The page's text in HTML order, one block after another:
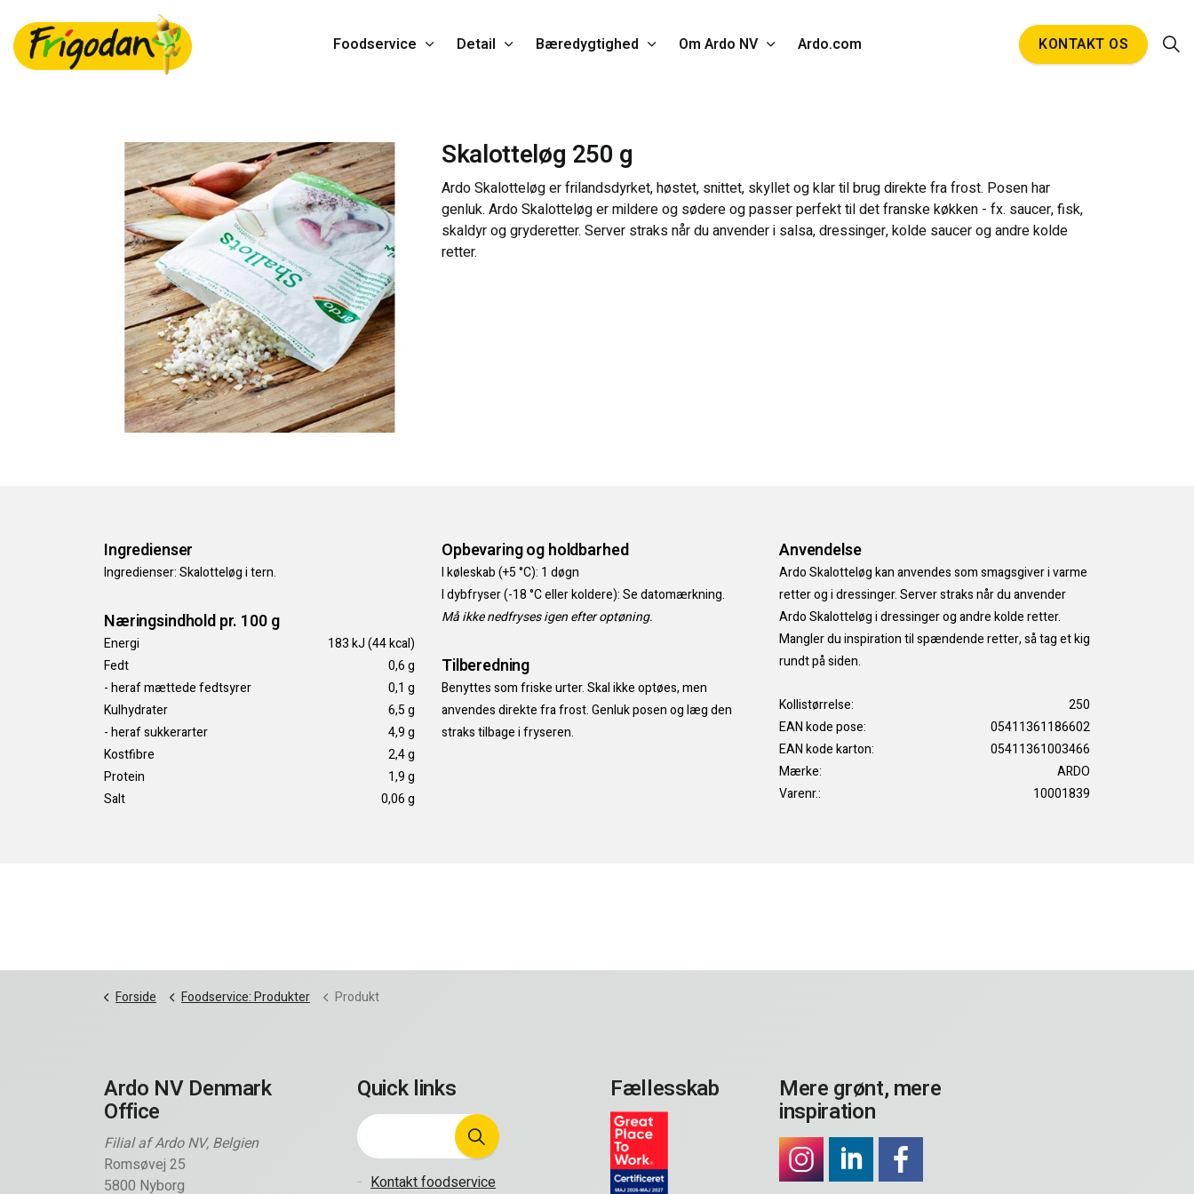
Foodservice Detail Bæredygtighed Om Ardo NV Ardo.com KONTAKT OS
Skalotteløg 250 g
Ardo Skalotteløg er frilandsdyrket, høstet, snittet, skyllet og klar til brug direkte fra frost. Posen har
genluk. Ardo Skalotteløg er mildere og sødere og passer perfekt til det franske køkken - fx. saucer, fisk,
skaldyr og gryderetter. Server straks når du anvender i salsa, dressinger, kolde saucer og andre kolde
retter.
Ingredienser
Ingredienser: Skalotteløg i tern.
Næringsindhold pr. 100 g
Energi
183 kJ (44 kcal)
Fedt
0,6 g
- heraf mættede fedtsyrer
0,1 g
Kulhydrater
6,5 g
- heraf sukkerarter
4,9 g
Kostfibre
2,4 g
Protein
1,9 g
Salt
0,06 g
Opbevaring og holdbarhed
I køleskab (+5 °C): 1 døgn
I dybfryser (-18 °C eller koldere): Se datomærkning.
Må ikke nedfryses igen efter optøning.
Tilberedning
Benyttes som friske urter. Skal ikke optøes, men
anvendes direkte fra frost. Genluk posen og læg den
straks tilbage i fryseren.
Anvendelse
Ardo Skalotteløg kan anvendes som smagsgiver i varme
retter og i dressinger. Server straks når du anvender
Ardo Skalotteløg i dressinger og andre kolde retter.
Mangler du inspiration til spændende retter, så tag et kig
rundt på siden.
Kollistørrelse:
250
EAN kode pose:
05411361186602
EAN kode karton:
05411361003466
Mærke:
ARDO
Varenr.:
10001839
Forside Foodservice: Produkter Produkt
Ardo NV Denmark
Office
Filial af Ardo NV, Belgien
Romsøvej 25
5800 Nyborg
Quick links
Kontakt foodservice
Fællesskab Mere grønt, mere
inspiration